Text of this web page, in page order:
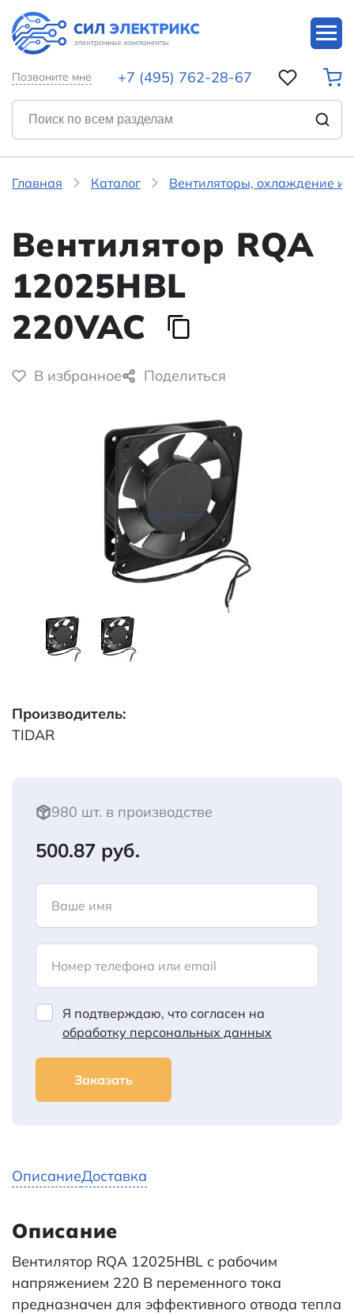
Позвоните мне +7 (495) 762-28-67
Главная Каталог Вентиляторы, охлаждение и
Вентилятор RQA
12025HBL
220VAC
В избранное Поделиться
Производитель:
TIDAR
980 шт. в производстве
500.87 руб.
Ваше имя
Номер телефона или email
Я подтверждаю, что согласен на
обработку персональных данных
Заказать
ОписаниеДоставка
Описание
Вентилятор RQA 12025HBL с рабочим
напряжением 220 В переменного тока
предназначен для эффективного отвода тепла